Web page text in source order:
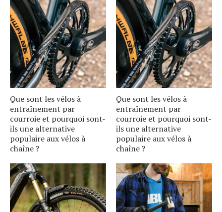
Que sont les vélos à
entraînement par
courroie et pourquoi sont-
ils une alternative
populaire aux vélos à
chaîne ?
Que sont les vélos à
entraînement par
courroie et pourquoi sont-
ils une alternative
populaire aux vélos à
chaîne ?
S
e
a
r
c
h
f
o
r
: